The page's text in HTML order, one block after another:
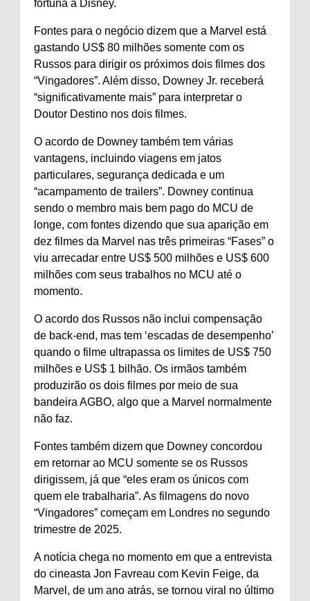
fortuna à Disney.
Fontes para o negócio dizem que a Marvel está
gastando US$ 80 milhões somente com os
Russos para dirigir os próximos dois filmes dos
“Vingadores”. Além disso, Downey Jr. receberá
“significativamente mais” para interpretar o
Doutor Destino nos dois filmes.
O acordo de Downey também tem várias
vantagens, incluindo viagens em jatos
particulares, segurança dedicada e um
“acampamento de trailers”. Downey continua
sendo o membro mais bem pago do MCU de
longe, com fontes dizendo que sua aparição em
dez filmes da Marvel nas três primeiras “Fases” o
viu arrecadar entre US$ 500 milhões e US$ 600
milhões com seus trabalhos no MCU até o
momento.
O acordo dos Russos não inclui compensação
de back-end, mas tem ‘escadas de desempenho’
quando o filme ultrapassa os limites de US$ 750
milhões e US$ 1 bilhão. Os irmãos também
produzirão os dois filmes por meio de sua
bandeira AGBO, algo que a Marvel normalmente
não faz.
Fontes também dizem que Downey concordou
em retornar ao MCU somente se os Russos
dirigissem, já que “eles eram os únicos com
quem ele trabalharia”. As filmagens do novo
“Vingadores” começam em Londres no segundo
trimestre de 2025.
A notícia chega no momento em que a entrevista
do cineasta Jon Favreau com Kevin Feige, da
Marvel, de um ano atrás, se tornou viral no último